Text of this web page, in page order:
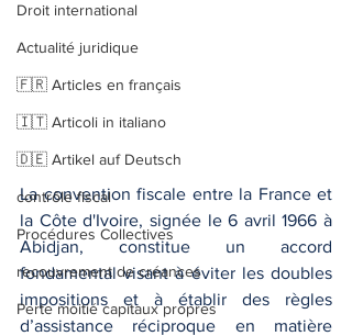
Droit international
Actualité juridique
🇫🇷 Articles en français
🇮🇹 Articoli in italiano
🇩🇪 Artikel auf Deutsch
contrôle fiscal
Procédures Collectives
recouvrement de créances
Perte moitié capitaux propres
La convention fiscale entre la France et
la Côte d'Ivoire, signée le 6 avril 1966 à
Abidjan, constitue un accord
fondamental visant à éviter les doubles
impositions et à établir des règles
d’assistance réciproque en matière